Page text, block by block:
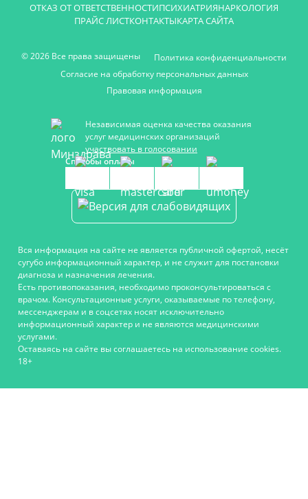
ОТКАЗ ОТ ОТВЕТСТВЕННОСТИПСИХИАТРИЯНАРКОЛОГИЯ
ПРАЙС ЛИСТКОНТАКТЫКАРТА САЙТА
© 2026 Все права защищены
Политика конфиденциальности
Согласие на обработку персональных данных
Правовая информация
Независимая оценка качества оказания
услуг медицинских организаций
участвовать в голосовании
Способы оплаты
Вся информация на сайте не является публичной офертой, несёт
сугубо информационный характер, и не служит для постановки
диагноза и назначения лечения.
Есть противопоказания, необходимо проконсультироваться с
врачом. Консультационные услуги, оказываемые по телефону,
мессенджерам и в соцсетях носят исключительно
информационный характер и не являются медицинскими
услугами.
Оставаясь на сайте вы соглашаетесь на использование cookies.
18+